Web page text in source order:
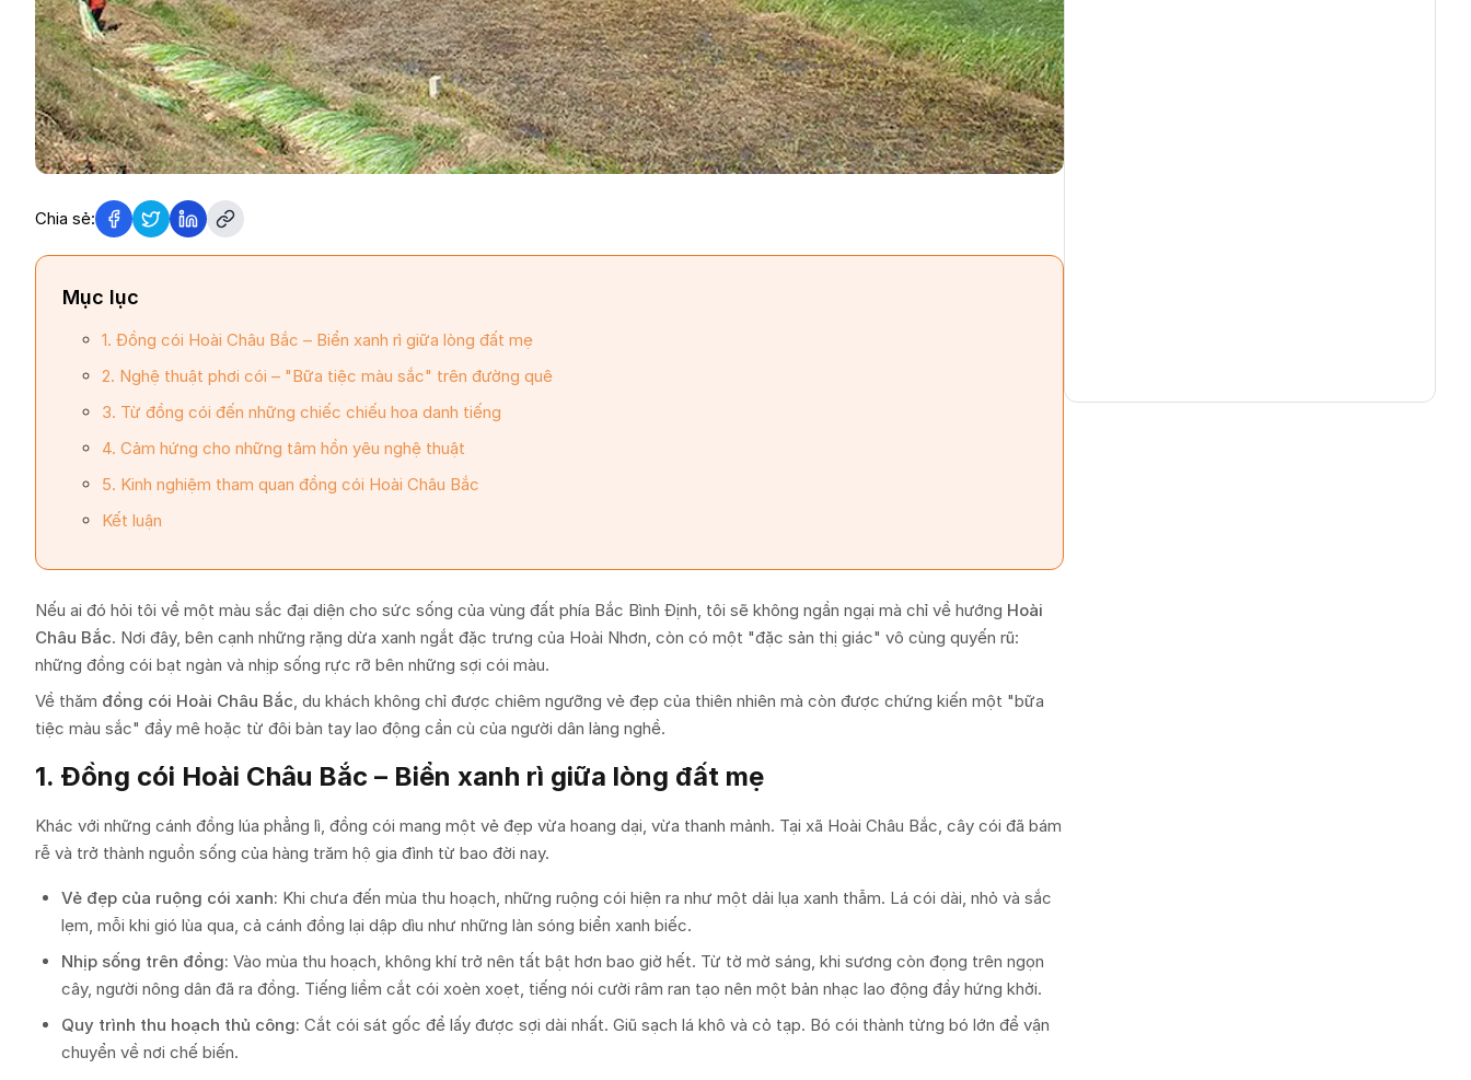
Chia sẻ:
Mục lục
1. Đồng cói Hoài Châu Bắc – Biển xanh rì giữa lòng đất mẹ
2. Nghệ thuật phơi cói – "Bữa tiệc màu sắc" trên đường quê
3. Từ đồng cói đến những chiếc chiếu hoa danh tiếng
4. Cảm hứng cho những tâm hồn yêu nghệ thuật
5. Kinh nghiệm tham quan đồng cói Hoài Châu Bắc
Kết luận
Nếu ai đó hỏi tôi về một màu sắc đại diện cho sức sống của vùng đất phía Bắc Bình Định, tôi sẽ không ngần ngại mà chỉ về hướng Hoài
Châu Bắc. Nơi đây, bên cạnh những rặng dừa xanh ngắt đặc trưng của Hoài Nhơn, còn có một "đặc sản thị giác" vô cùng quyến rũ:
những đồng cói bạt ngàn và nhịp sống rực rỡ bên những sợi cói màu.
Về thăm đồng cói Hoài Châu Bắc , du khách không chỉ được chiêm ngưỡng vẻ đẹp của thiên nhiên mà còn được chứng kiến một "bữa
tiệc màu sắc" đầy mê hoặc từ đôi bàn tay lao động cần cù của người dân làng nghề.
1. Đồng cói Hoài Châu Bắc – Biển xanh rì giữa lòng đất mẹ
Khác với những cánh đồng lúa phẳng lì, đồng cói mang một vẻ đẹp vừa hoang dại, vừa thanh mảnh. Tại xã Hoài Châu Bắc, cây cói đã bám
rễ và trở thành nguồn sống của hàng trăm hộ gia đình từ bao đời nay.
Vẻ đẹp của ruộng cói xanh: Khi chưa đến mùa thu hoạch, những ruộng cói hiện ra như một dải lụa xanh thẫm. Lá cói dài, nhỏ và sắc
lẹm, mỗi khi gió lùa qua, cả cánh đồng lại dập dìu như những làn sóng biển xanh biếc.
Nhịp sống trên đồng: Vào mùa thu hoạch, không khí trở nên tất bật hơn bao giờ hết. Từ tờ mờ sáng, khi sương còn đọng trên ngọn
cây, người nông dân đã ra đồng. Tiếng liềm cắt cói xoèn xoẹt, tiếng nói cười râm ran tạo nên một bản nhạc lao động đầy hứng khởi.
Quy trình thu hoạch thủ công: Cắt cói sát gốc để lấy được sợi dài nhất. Giũ sạch lá khô và cỏ tạp. Bó cói thành từng bó lớn để vận
chuyển về nơi chế biến.